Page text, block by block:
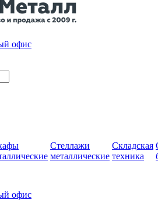
офис
Стеллажи
металлические
Складская
техника
офис